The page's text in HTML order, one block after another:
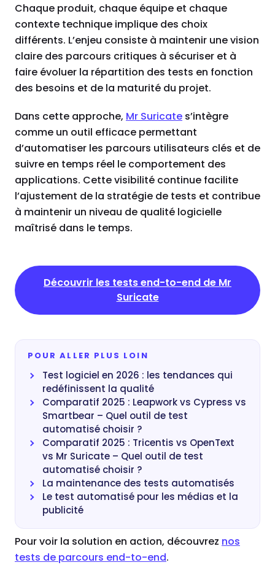
Chaque produit, chaque équipe et chaque
contexte technique implique des choix
différents. L’enjeu consiste à maintenir une vision
claire des parcours critiques à sécuriser et à
faire évoluer la répartition des tests en fonction
des besoins et de la maturité du projet.
Dans cette approche, Mr Suricate s’intègre
comme un outil efficace permettant
d’automatiser les parcours utilisateurs clés et de
suivre en temps réel le comportement des
applications. Cette visibilité continue facilite
l’ajustement de la stratégie de tests et contribue
à maintenir un niveau de qualité logicielle
maîtrisé dans le temps.
Découvrir les tests end-to-end de Mr
Suricate
POUR ALLER PLUS LOIN
Test logiciel en 2026 : les tendances qui
redéfinissent la qualité
Comparatif 2025 : Leapwork vs Cypress vs
Smartbear – Quel outil de test
automatisé choisir ?
Comparatif 2025 : Tricentis vs OpenText
vs Mr Suricate – Quel outil de test
automatisé choisir ?
La maintenance des tests automatisés
Le test automatisé pour les médias et la
publicité
Pour voir la solution en action, découvrez nos
tests de parcours end-to-end.